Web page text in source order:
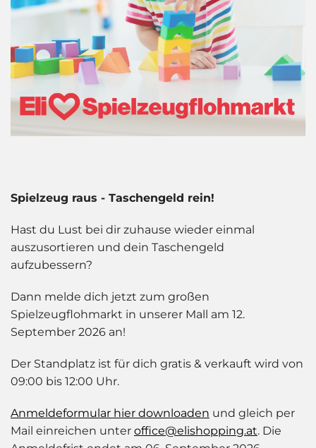
Spielzeug raus - Taschengeld rein!
Hast du Lust bei dir zuhause wieder einmal
auszusortieren und dein Taschengeld
aufzubessern?
Dann melde dich jetzt zum großen
Spielzeugflohmarkt in unserer Mall am 12.
September 2026 an!
Der Standplatz ist für dich gratis & verkauft wird von
09:00 bis 12:00 Uhr.
Anmeldeformular hier downloaden und gleich per
Mail einreichen unter office@elishopping.at. Die